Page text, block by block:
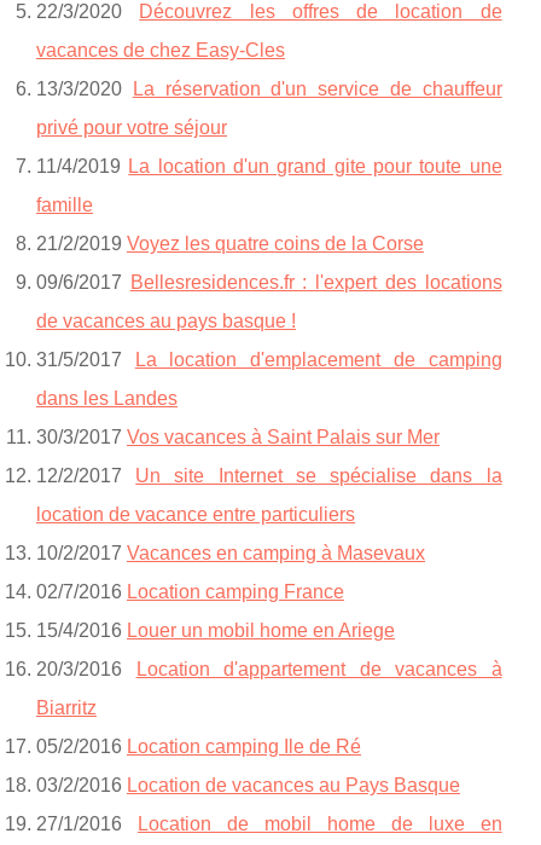
22/3/2020
Découvrez les offres de location de
vacances de chez Easy-Cles
13/3/2020
La réservation d'un service de chauffeur
privé pour votre séjour
11/4/2019 La location d'un grand gite pour toute une
famille
21/2/2019 Voyez les quatre coins de la Corse
09/6/2017 Bellesresidences.fr : l'expert des locations
de vacances au pays basque !
31/5/2017
La location d'emplacement de camping
dans les Landes
30/3/2017 Vos vacances à Saint Palais sur Mer
12/2/2017 Un site Internet se spécialise dans la
location de vacance entre particuliers
10/2/2017 Vacances en camping à Masevaux
02/7/2016 Location camping France
15/4/2016 Louer un mobil home en Ariege
20/3/2016
Location d'appartement de vacances à
Biarritz
05/2/2016 Location camping Ile de Ré
03/2/2016 Location de vacances au Pays Basque
27/1/2016
Location de mobil home de luxe en